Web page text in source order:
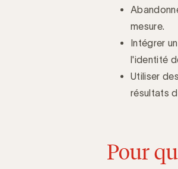
mesure.
Intégrer
l'identité
Utiliser
résultats
Pour